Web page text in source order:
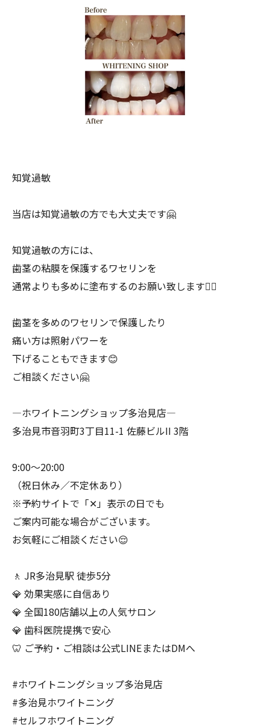
知覚過敏⁡
当店は知覚過敏の方でも大丈夫です🤗
知覚過敏の方には、
歯茎の粘膜を保護するワセリンを
通常よりも多めに塗布するのお願い致します🙇‍♀️
歯茎を多めのワセリンで保護したり
痛い方は照射パワーを
下げることもできます😊
ご相談ください🤗
―ホワイトニングショップ多治見店―
多治見市音羽町3丁目11-1 佐藤ビルII 3階
9:00〜20:00
（祝日休み／不定休あり）
※予約サイトで「✕」表示の日でも
ご案内可能な場合がございます。
お気軽にご相談ください😌
🚶 JR多治見駅 徒歩5分
💎 効果実感に自信あり
💎 全国180店舗以上の人気サロン
💎 歯科医院提携で安心
🦷 ご予約・ご相談は公式LINEまたはDMへ
#ホワイトニングショップ多治見店
#多治見ホワイトニング
#セルフホワイトニング